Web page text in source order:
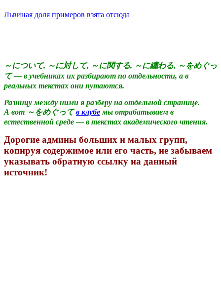
Львиная доля примеров взята отсюда
～について, ～に対して, ～に関する, ～に纏わる, ～をめぐっ
て — в учебниках их разбирают по отдельности, а в
реальных текстах они путаются.
Разницу между ними я разберу на отдельной странице.
А вот ～をめぐってв клубемы отрабатываем в
естественной среде — в текстах академического чтения.
Дорогие админы больших и малых групп,
копируя содержимое или его часть, не забываем
указывать обратную ссылку на данный
источник!